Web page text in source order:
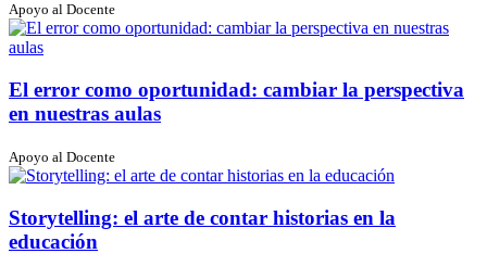
Apoyo al Docente
El error como oportunidad: cambiar la perspectiva
en nuestras aulas
Apoyo al Docente
Storytelling: el arte de contar historias en la
educación